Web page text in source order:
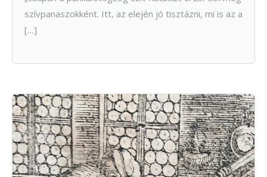
szívpanaszokként. Itt, az elején jó tisztázni, mi is az a
[…]